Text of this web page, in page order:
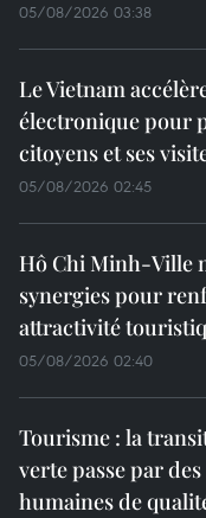
05/08/2026 03:38
Le Vietnam
électronique pour
citoyens et ses
05/08/2026 02:45
Hô Chi Minh-Ville
synergies pour
attractivité
05/08/2026 02:40
Tourisme : la
verte passe par
humaines de